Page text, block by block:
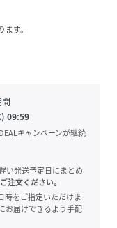
す。
09:59
キャンペーンが継続
い発送予定日にまとめ
注文ください。
をご指定いただけま
お届けできるよう手配